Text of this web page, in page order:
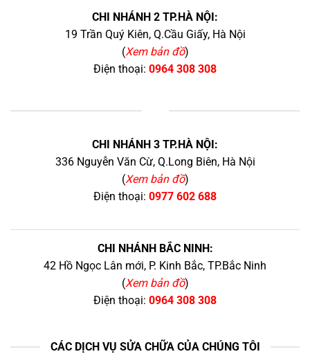
CHI NHÁNH 2 TP.HÀ NỘI:
19 Trần Quý Kiên, Q.Cầu Giấy, Hà Nội
(Xem bản đồ)
Điện thoại: 0964 308 308
CHI NHÁNH 3 TP.HÀ NỘI:
336 Nguyễn Văn Cừ, Q.Long Biên, Hà Nội
(Xem bản đồ)
Điện thoại: 0977 602 688
CHI NHÁNH BẮC NINH:
42 Hồ Ngọc Lân mới, P. Kinh Bắc, TP.Bắc Ninh
(Xem bản đồ)
Điện thoại: 0964 308 308
CÁC DỊCH VỤ SỬA CHỮA CỦA CHÚNG TÔI